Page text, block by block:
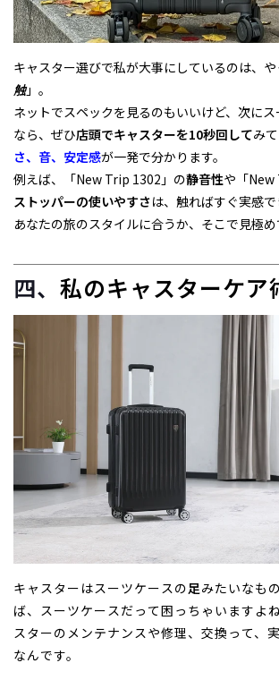
キャスター選びで私が大事にしているのは、
触」。
ネットでスペックを見るのもいいけど、次に
なら、ぜひ店頭でキャスターを10秒回してみ
さ、音、安定感が一発で分かります。
例えば、「New Trip 1302 」の静音性や「
ストッパーの使いやすさは、触ればすぐ実感で
あなたの旅のスタイルに合うか、そこで見極め
四、 私のキャスターケア
キャスターはスーツケースの足みたいなも
ば、スーツケースだって困っちゃいますよ
スターのメンテナンスや修理、交換って、
なんです。